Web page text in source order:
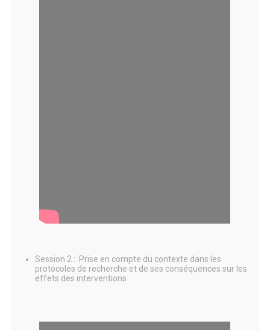
Session 2 : Prise en compte du contexte dans les
protocoles de recherche et de ses conséquences sur les
effets des interventions